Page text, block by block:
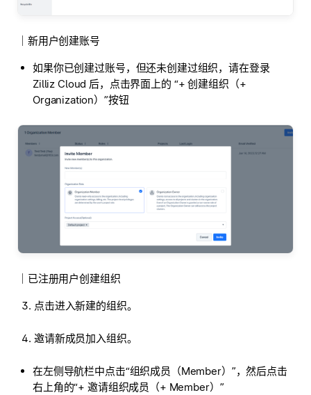
｜新用户创建账号
如果你已创建过账号，但还未创建过组织，请在登录
Zilliz Cloud 后，点击界面上的 “+ 创建组织（+
Organization）”按钮
｜已注册用户创建组织
点击进入新建的组织。
邀请新成员加入组织。
在左侧导航栏中点击“组织成员（Member）”，然后点击
右上角的“+ 邀请组织成员（+ Member）”